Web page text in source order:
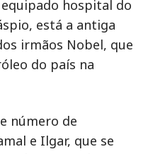
hospital do
está a antiga
irmãos Nobel, que
do país na
número de
e Ilgar, que se